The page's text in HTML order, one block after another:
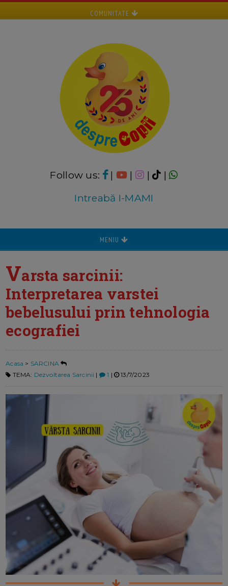
COMUNITATE
Follow us: | | |
|
Intreabă I-MAMI
MENIU
Varsta sarcinii:
Interpretarea varstei
bebelusului prin tehnologia
ecografiei
Acasa > SARCINA
TEMA: Dezvoltarea Sarcinii | 1 | 13/7/2023